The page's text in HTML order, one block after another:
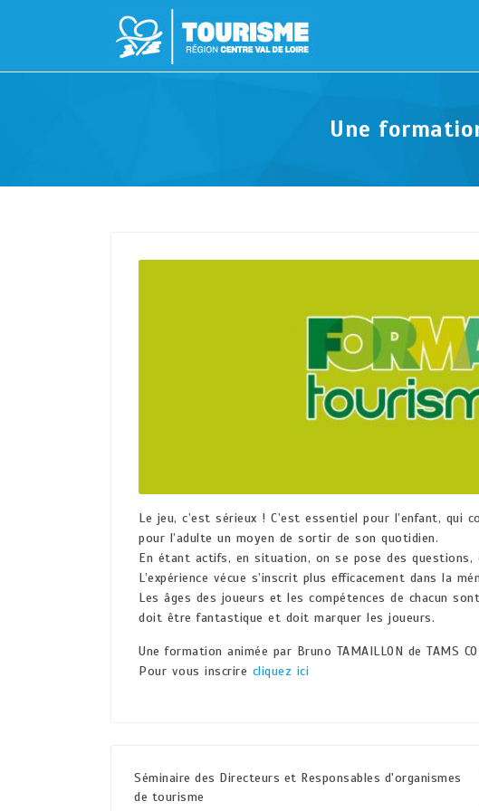
Une
Le jeu, c’est sérieux ! C’est essentiel pour l’enfant,
pour l’adulte un moyen de sortir de son quotidien.
En étant actifs, en situation, on se pose des questions,
L’expérience vécue s’inscrit plus efficacement dans la
Les âges des joueurs et les compétences de chacun
doit être fantastique et doit marquer les joueurs.
Une formation animée par Bruno TAMAILLON de TAMS
Pour vous inscrire cliquez ici
Séminaire des Directeurs et Responsables d'organismes
de tourisme